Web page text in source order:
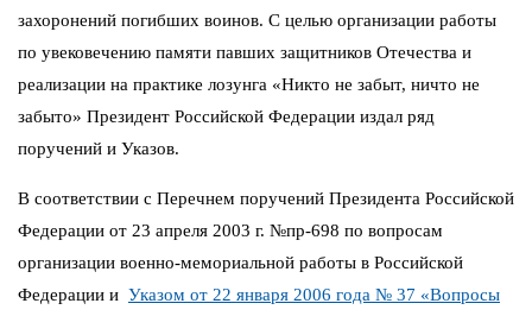
захоронений погибших воинов. С целью организации работы
по увековечению памяти павших защитников Отечества и
реализации на практике лозунга «Никто не забыт, ничто не
забыто» Президент Российской Федерации издал ряд
поручений и Указов.
В соответствии с Перечнем поручений Президента Российской
Федерации от 23 апреля 2003 г. №пр-698 по вопросам
организации военно-мемориальной работы в Российской
Федерации и Указом от 22 января 2006 года № 37 «Вопросы